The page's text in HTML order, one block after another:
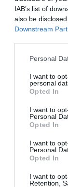
IAB’s list of
also be
Downstream
Personal
I want to
personal
Opted In
I want to
Personal
Opted In
I want to
Personal
Opted In
I want to
Retention,
STIRI
Votul în
ambasade
Următorul articol
Italia, o
trăiește ”O
AȚI